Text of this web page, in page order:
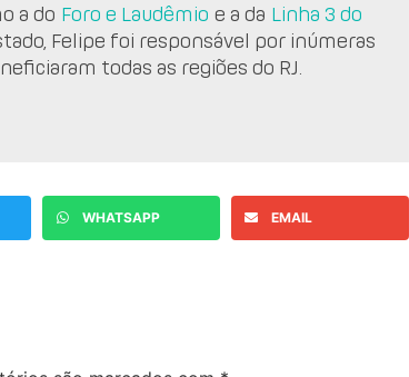
a do Foro e Laudêmio e a da Linha 3 do
Felipe foi responsável por inúmeras
todas as regiões do RJ.
WHATSAPP EMAIL